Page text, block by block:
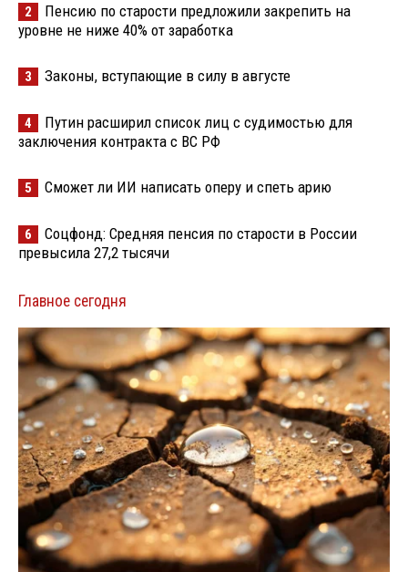
2
Пенсию по старости предложили закрепить на
уровне не ниже 40% от заработка
3 Законы, вступающие в силу в августе
4
Путин расширил список лиц с судимостью для
заключения контракта с ВС РФ
5 Сможет ли ИИ написать оперу и спеть арию
6
Соцфонд: Средняя пенсия по старости в России
превысила 27,2 тысячи
Главное сегодня